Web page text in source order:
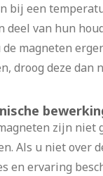
bij een
deel van hun
de magneten
droog deze dan
zijn niet
Als u niet over
en ervaring